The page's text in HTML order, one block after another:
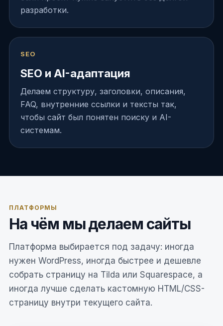
разработки.
SEO
SEO и AI-адаптация
Делаем структуру, заголовки, описания,
FAQ, внутренние ссылки и тексты так,
чтобы сайт был понятен поиску и AI-
системам.
ПЛАТФОРМЫ
На чём мы делаем сайты
Платформа выбирается под задачу: иногда
нужен WordPress, иногда быстрее и дешевле
собрать страницу на Tilda или Squarespace, а
иногда лучше сделать кастомную HTML/CSS-
страницу внутри текущего сайта.